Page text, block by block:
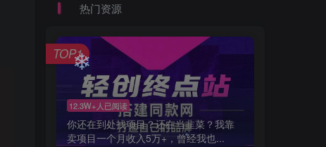
热门资源
12.3W+人已阅读
你还在到处找项目？还在当韭菜？我靠
卖项目一个月收入5万+，曾经我也...
TOP1
❄
❄